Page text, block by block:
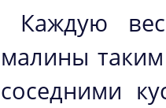
Каждую
малины
соседними